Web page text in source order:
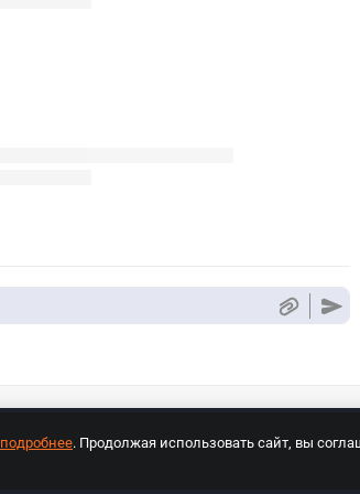
подробнее. Продолжая использовать сайт, вы